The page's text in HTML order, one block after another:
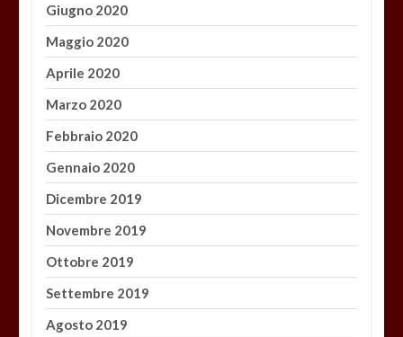
Giugno 2020
Maggio 2020
Aprile 2020
Marzo 2020
Febbraio 2020
Gennaio 2020
Dicembre 2019
Novembre 2019
Ottobre 2019
Settembre 2019
Agosto 2019